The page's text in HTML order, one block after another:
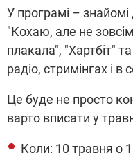
У програмі –
"Кохаю, але не
плакала", "Хартбіт"
радіо, стримінгах і в
Це буде не просто
варто вписати у
Коли: 10 травня о